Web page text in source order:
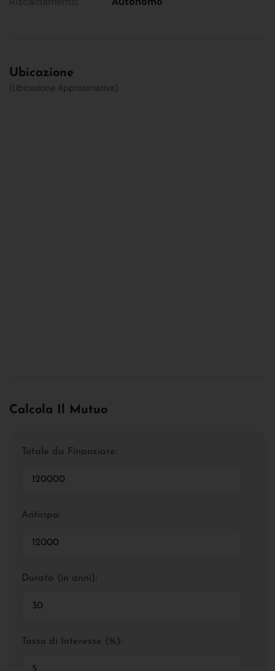
Ubicazione
(Ubicazione Approsimativa)
Calcola Il Mutuo
Totale da Finanziare:
Anticipo:
Durata (in anni):
Tasso di Interesse (%):